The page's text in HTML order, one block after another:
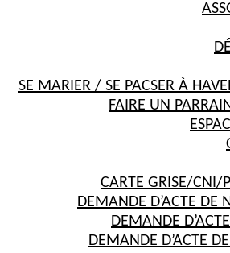
SE MARIER / SE PACSER À
FAIRE UN
CARTE GRISE/CNI/
DEMANDE D’ACTE DE
DEMANDE
DEMANDE D’ACTE